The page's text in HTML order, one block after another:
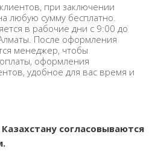
при заключении
любую сумму бесплатно.
в рабочие дни с 9:00 до
После оформления
менеджер, чтобы
оформления
удобное для вас время и
согласовываются